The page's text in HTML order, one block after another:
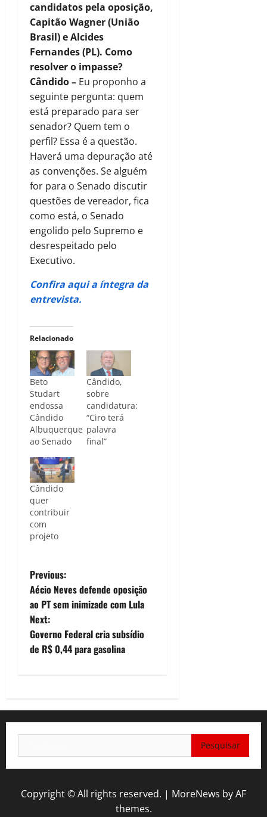
candidatos pela oposição,
Capitão Wagner (União
Brasil) e Alcides
Fernandes (PL). Como
resolver o impasse?
Cândido – Eu proponho a
seguinte pergunta: quem
está preparado para ser
senador? Quem tem o
perfil? Essa é a questão.
Haverá uma depuração até
as convenções. Se alguém
for para o Senado discutir
questões de vereador, fica
como está, o Senado
engolido pelo Supremo e
desrespeitado pelo
Executivo.
Confira aqui a íntegra da
entrevista.
Relacionado
Beto
Studart
endossa
Cândido
Albuquerque
ao Senado
Cândido,
sobre
candidatura:
“Ciro terá
palavra
final”
Cândido
quer
contribuir
com
projeto
P
o
s
t
a
v
i
a
Previous:
Aécio Neves defende oposição
ao PT sem inimizade com Lula
Next:
Governo Federal cria subsídio
de R$ 0,44 para gasolina
por:
Copyright © All rights reserved. | MoreNews by AF
themes.